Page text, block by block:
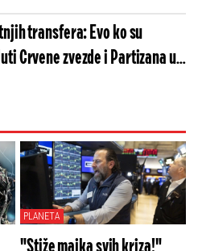
transfera: Evo ko su
Crvene zvezde i Partizana u
PLANETA